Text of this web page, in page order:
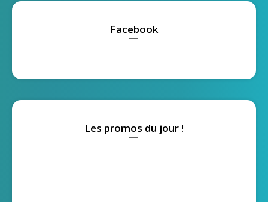
Facebook
Les promos du jour !